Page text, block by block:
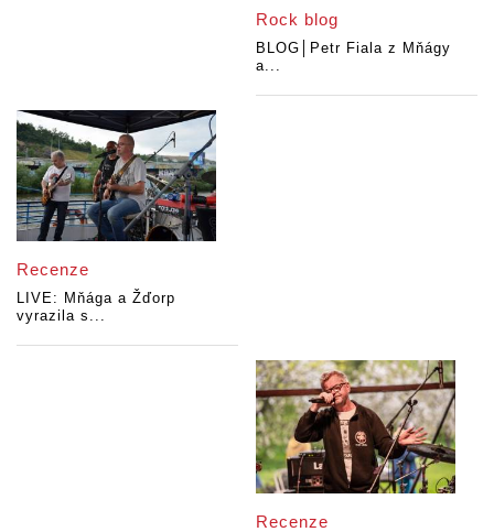
Rock blog
BLOG│Petr Fiala z Mňágy
a...
Recenze
LIVE: Mňága a Žďorp
vyrazila s...
Recenze